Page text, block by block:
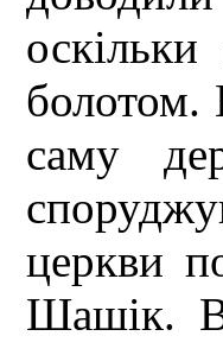
болотом.
саму
церкви
Шашік.